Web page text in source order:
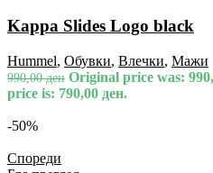
Kappa Slides Logo black
Hummel, Обувки, Влечки, Мажи
990,00ден Original price was:
price is: 790,00 ден.
-50%
Спореди